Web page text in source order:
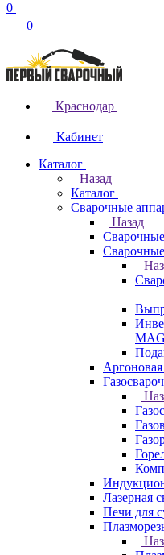
0
0
Краснодар
Кабинет
Каталог
Назад
Каталог
Сварочные
Назад
Лазерная
Печи для